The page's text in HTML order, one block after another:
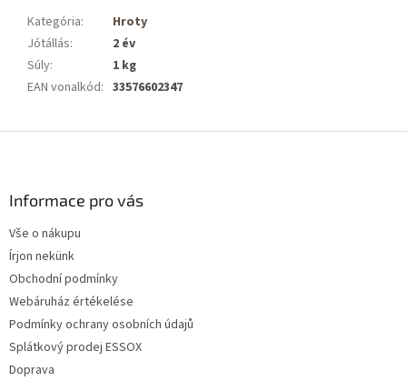
Kategória:
Hroty
Jótállás:
2 év
Súly:
1 kg
EAN vonalkód: 33576602347
Informace pro vás
Vše o nákupu
Írjon nekünk
Obchodní podmínky
Webáruház értékelése
Podmínky ochrany osobních údajů
Splátkový prodej ESSOX
Doprava